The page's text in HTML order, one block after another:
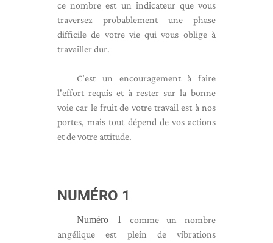
ce nombre est un indicateur que vous
traversez probablement une phase
difficile de votre vie qui vous oblige à
travailler dur.
C'est un encouragement à faire
l'effort requis et à rester sur la bonne
voie car le fruit de votre travail est à nos
portes, mais tout dépend de vos actions
et de votre attitude.
NUMÉRO 1
Numéro 1
comme un nombre
angélique est plein de vibrations